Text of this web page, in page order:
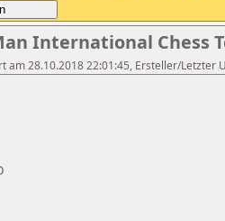
International Chess
am 28.10.2018 22:01:45, Ersteller/Letzter